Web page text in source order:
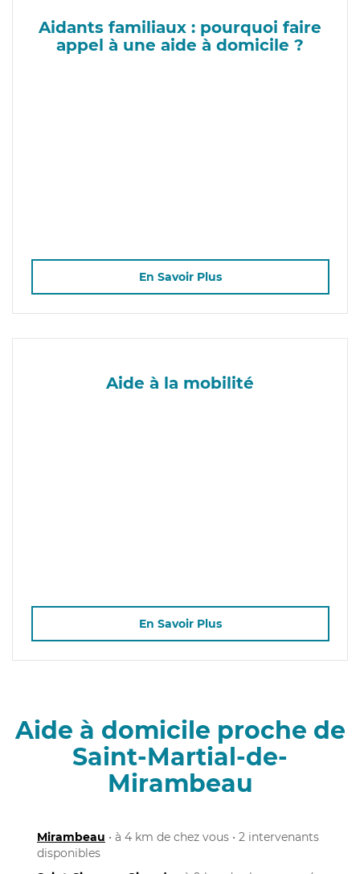
Aidants familiaux : pourquoi faire
appel à une aide à domicile ?
En Savoir Plus
Aide à la mobilité
En Savoir Plus
Aide à domicile proche de
Saint-Martial-de-
Mirambeau
Mirambeau • à 4 km de chez vous • 2 intervenants
disponibles